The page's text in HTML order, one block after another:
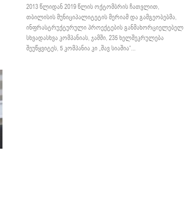
2013 წლიდან 2019 წლის ოქტომბრის ჩათვლით,
თბილისის მუნიციპალიტეტის მერიამ და გამგეობებმა,
ინფრასტრუქტურული პროექტების განმახორციელებელ
სხვადასხვა კომპანიას, ჯამში, 235 ხელშეკრულება
შეუწყვიტეს, 5 კომპანია კი „შავ სიაშია“...